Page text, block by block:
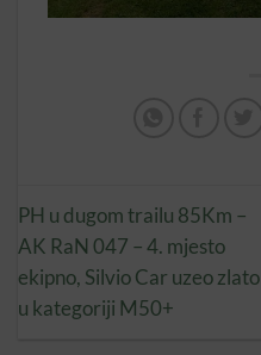
PH u dugom trailu 85Km –
AK RaN 047 – 4. mjesto
ekipno, Silvio Car uzeo zlato
u kategoriji M50+